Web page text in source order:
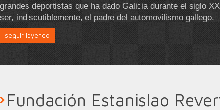
grandes deportistas que ha dado Galicia durante el siglo
ser, indiscutiblemente, el padre del automovilismo gallego.
seguir leyendo
Fundación Estanislao